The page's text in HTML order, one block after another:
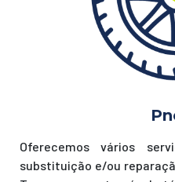
Oferecemos vários
substituição e/ou